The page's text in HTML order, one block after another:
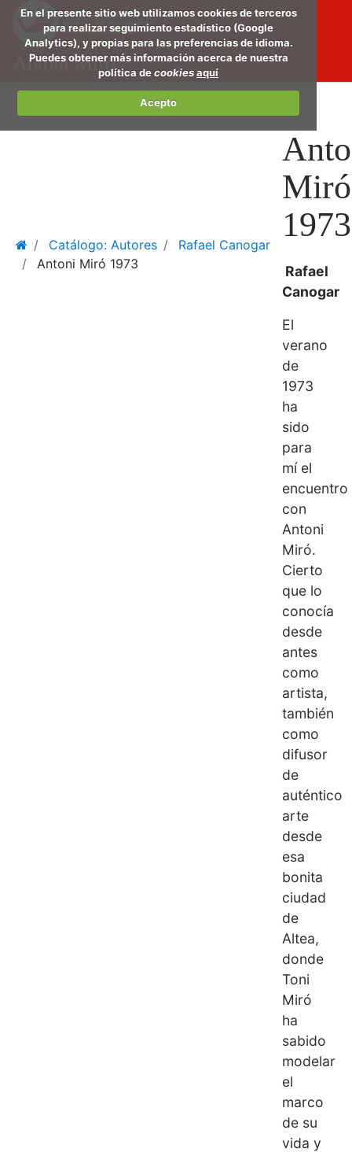
En el presente sitio web utilizamos cookies de terceros
para realizar seguimiento estadístico (Google
Analytics), y propias para las preferencias de idioma.
Puedes obtener más información acerca de nuestra
política decookiesaquí
Acepto
Antoni Miró
HomeCatálogo: Autores
Rafael Canogar
Antoni Miró 1973
Miró
1973
Rafael
Canogar
El
verano
de
1973
ha
sido
para
mí el
encuentro
con
Antoni
Miró.
Cierto
que lo
conocía
desde
antes
como
artista,
también
como
difusor
de
auténtico
arte
desde
esa
bonita
ciudad
de
Altea,
donde
Toni
Miró
ha
sabido
modelar
el
marco
de su
vida y